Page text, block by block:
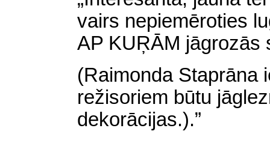
vairs nepiemēroties
AP KUŖĀM jāgrozās
(Raimonda Staprāna
režisoriem būtu
dekorācijas.).”